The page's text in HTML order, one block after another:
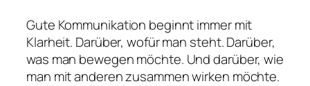
Gute Kommunikation beginnt immer mit
Klarheit. Darüber, wofür man steht. Darüber,
was man bewegen möchte. Und darüber, wie
man mit anderen zusammen wirken möchte.